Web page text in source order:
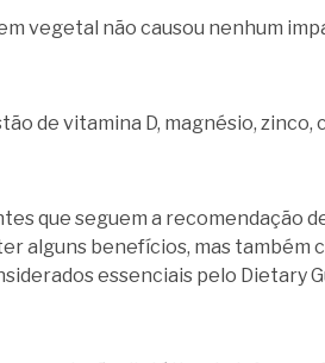
vegetal não causou nenhum
de vitamina D, magnésio,
que seguem a recomendação
alguns benefícios, mas também
essenciais pelo Dietary